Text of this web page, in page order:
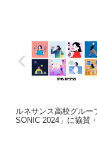
ルネサンス高校グルー
SONIC 2024」に協賛